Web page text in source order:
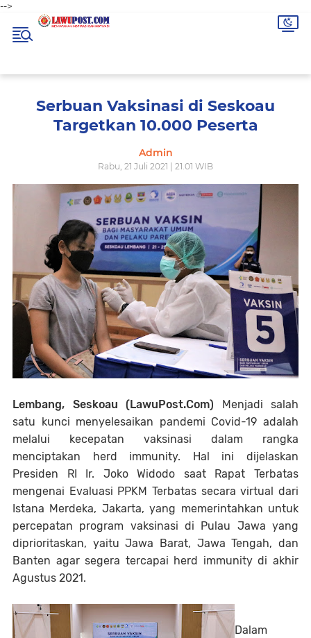
-->
Serbuan Vaksinasi di Seskoau
Targetkan 10.000 Peserta
Admin
Rabu, 21 Juli 2021 | 21.01 WIB
Lembang, Seskoau (LawuPost.Com) Menjadi salah
satu kunci menyelesaikan pandemi Covid-19 adalah
melalui kecepatan vaksinasi dalam rangka
menciptakan herd immunity. Hal ini dijelaskan
Presiden RI Ir. Joko Widodo saat Rapat Terbatas
mengenai Evaluasi PPKM Terbatas secara virtual dari
Istana Merdeka, Jakarta, yang memerintahkan untuk
percepatan program vaksinasi di Pulau Jawa yang
diprioritaskan, yaitu Jawa Barat, Jawa Tengah, dan
Banten agar segera tercapai herd immunity di akhir
Agustus 2021.
Dalam